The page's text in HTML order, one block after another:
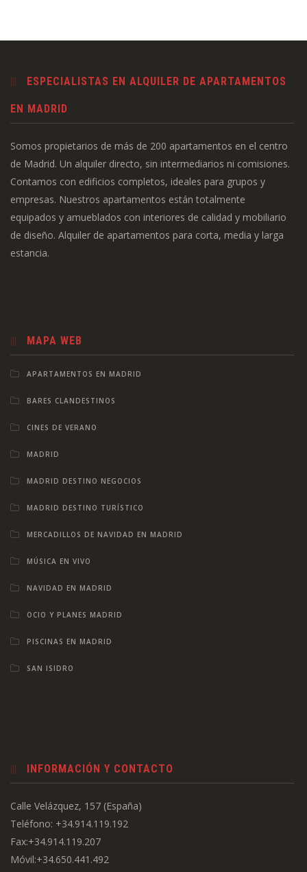
ESPECIALISTAS EN ALQUILER DE APARTAMENTOS
EN MADRID
Somos propietarios de más de 200 apartamentos en el centro
de Madrid. Un alquiler directo, sin intermediarios ni comisiones.
Contamos con edificios completos, ideales para grupos y
empresas. Nuestros apartamentos están totalmente
equipados y amueblados con interiores de calidad y mobiliario
de diseño. Alquiler de apartamentos para corta, media y larga
estancia.
MAPA WEB
APARTAMENTOS EN MADRID
BARES CLANDESTINOS
CINES DE VERANO
MADRID
MADRID DESTINO NEGOCIOS
MADRID DESTINO TURÍSTICO
MERCADILLOS DE NAVIDAD EN MADRID
MÚSICA EN VIVO
NAVIDAD EN MADRID
OCIO Y PLANES MADRID
PISCINAS EN MADRID
SAN ISIDRO
INFORMACIÓN Y CONTACTO
Calle Velázquez, 157 (España)
Teléfono: +34.914.119.192
Fax:+34.914.119.207
Móvil:+34.650.441.492